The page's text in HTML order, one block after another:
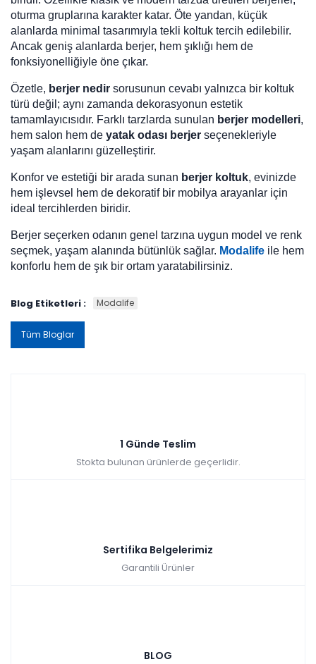
oturma gruplarına karakter katar. Öte yandan, küçük
alanlarda minimal tasarımıyla tekli koltuk tercih edilebilir.
Ancak geniş alanlarda berjer, hem şıklığı hem de
fonksiyonelliğiyle öne çıkar.
Özetle, berjer nedir sorusunun cevabı yalnızca bir koltuk
türü değil; aynı zamanda dekorasyonun estetik
tamamlayıcısıdır. Farklı tarzlarda sunulan berjer modelleri,
hem salon hem de yatak odası berjer seçenekleriyle
yaşam alanlarını güzelleştirir.
Konfor ve estetiği bir arada sunan berjer koltuk, evinizde
hem işlevsel hem de dekoratif bir mobilya arayanlar için
ideal tercihlerden biridir.
Berjer seçerken odanın genel tarzına uygun model ve renk
seçmek, yaşam alanında bütünlük sağlar. Modalife ile hem
konforlu hem de şık bir ortam yaratabilirsiniz.
Blog Etiketleri : Modalife
Tüm Bloglar
1 Günde Teslim
Stokta bulunan ürünlerde geçerlidir.
Sertifika Belgelerimiz
Garantili Ürünler
BLOG